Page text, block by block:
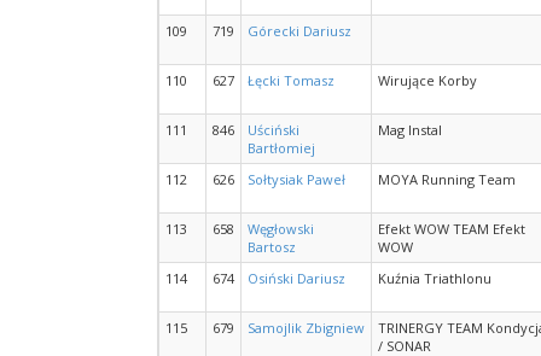
109 719 Górecki Dariusz
110 627 Łęcki Tomasz Wirujące Korby
111 846
Uściński
Bartłomiej
Mag Instal
112 626 Sołtysiak Paweł MOYA Running Team
113 658
Węgłowski
Bartosz
Efekt WOW TEAM Efekt
WOW
114
674 Osiński Dariusz Kuźnia Triathlonu
115 679 Samojlik Zbigniew
TRINERGY TEAM
/ SONAR